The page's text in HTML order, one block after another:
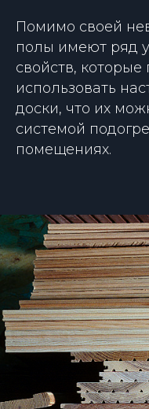
Помимо своей
полы имеют ряд
свойств,
использовать
доски, что их
системой
помещениях.